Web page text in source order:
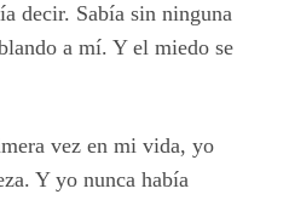
decir. Sabía sin ninguna
a mí. Y el miedo se
vez en mi vida, yo
Y yo nunca había